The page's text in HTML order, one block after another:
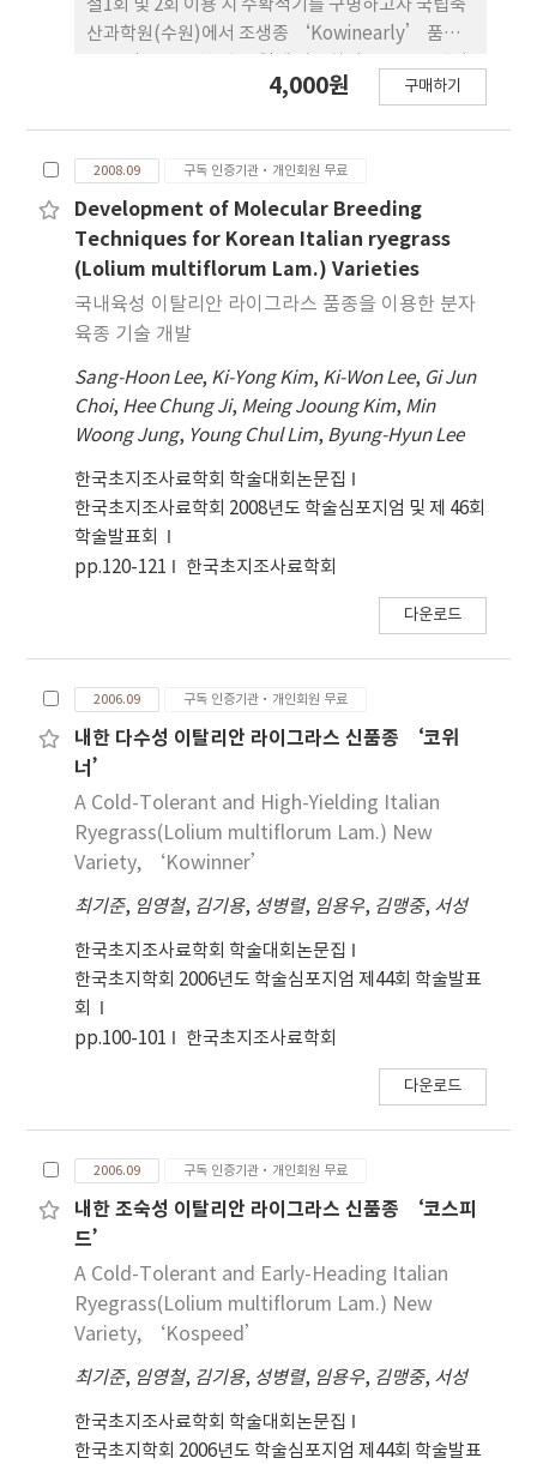
청안옥의 TDN 함량은 73.3%로 가장 높았다.
가하였다 (p<0.05). 천안지역의 조단백질 함량, 건물
소화율 및 상대사료가치 (RFV)는 무시비구에서 각각
5.85%, 45.96%, 64.0 (품질 5등급), N 50 kg 시비구
으며, 안산지역도 무시비구에서 각각 6.30%,
45.98%, 70.2 (5등급), N 60kg 시비구는 각각
7.59%, 47.80%, 78.3 (4등급)으로 높아지는 경향이
었다. 이상의 결과를 종합하여 볼 때, 갈대 생육지는
염이 우려되는 지역이 아닌), ha당 N 60∼100 kg을
생육기에 시용해 주는 것이 생산량과 사료가치를 크
게 개선시켜줄 수 있어 바람직하였다.
철1회 및 2회 이용 시 수확적기를 구명하고자 국립축
산과학원(수원)에서 조생종 ‘Kowinearly’ 품종
지 수행하였다. 처리내용은 1차 수확시기로 출수시
처리였으며, 2차 수량조사는 6월 11일 동일하게 실시
하였다. ‘Kowinearly’의 출수시는 5월 4∼5일, 출
수기는 5월 14일, 도복은 개화 이후 많이 관찰되었다.
건물률은 T1 14.8%에서 T6 35.0%로 생육진행에 따
라 높아졌으며, 조단백질, RFV, 건물 소화율 등 사료
가치는 생육 지연에 따라 낮아졌다. 건물수량과 가소
kg으로, 조단백질 수량은 T3에서 795 kg으로 유의
적으로 높았으며(p<0.05), 재생초의 건물수량, 조단
백질 수량, 가소화 건물수량은 T1과 T2에서차이 없
이 각각 5,425 kg, 596 kg, 3,204 kg (T1)과 4,811
kg,589 kg, 3,143 kg (T2)으로 유의적으로 높았다
(p<0.05). 총건물수량, 조단백질 수량, 가소화 건물
수량은 T2와 T3에서차이 없이 각각 11,089 kg,
1,254 kg, 7,669 kg (T2)과 10,354kg, 1,225 kg,
6,915 kg (T3)으로 유의적으로 높았다(p<0.05).일
당 건물생산량과 일당 가소화건물생산량은 1차 생육
전 기간일당생산량에서는 출수기인 T2에서 가장 높
았고 다음이T3, T4, T1 순이었다. 이상의 결과를 종
합하여 볼 때, IRG‘Kowinearly’를 봄철에 1회 수
확하여 이용할 경우 단위면적당 생산량과 사료가치를
고려한 수확적기는 출수후기∼개화기이며, 봄철 2회
수확하여 이용할 경우 재생과 단위면적당 총 생산량
을 고려한 1차 수확적기는 출수기가 유리하다고 판단
된다.
4,000원 구매하기
2008.09 구독 인증기관·개인회원 무료
Development of Molecular Breeding
Techniques for Korean Italian ryegrass
(Lolium multiflorum Lam.) Varieties
국내육성 이탈리안 라이그라스 품종을 이용한 분자
육종 기술 개발
Sang-Hoon Lee, Ki-Yong Kim, Ki-Won Lee, Gi Jun
Choi, Hee Chung Ji, Meing Jooung Kim, Min
Woong Jung, Young Chul Lim, Byung-Hyun Lee
한국초지조사료학회 학술대회논문집
한국초지조사료학회 2008년도 학술심포지엄 및 제 46회
학술발표회
pp.120-121
한국초지조사료학회
다운로드
2006.09 구독 인증기관·개인회원 무료
내한 다수성 이탈리안 라이그라스 신품종 ‘코위
너’
A Cold-Tolerant and High-Yielding Italian
Ryegrass(Lolium multiflorum Lam.) New
Variety, ‘Kowinner’
최기준, 임영철, 김기용, 성병렬, 임용우, 김맹중, 서성
한국초지조사료학회 학술대회논문집
한국초지학회 2006년도 학술심포지엄 제44회 학술발표
회
pp.100-101
한국초지조사료학회
다운로드
2006.09 구독 인증기관·개인회원 무료
내한 조숙성 이탈리안 라이그라스 신품종 ‘코스피
드’
A Cold-Tolerant and Early-Heading Italian
Ryegrass(Lolium multiflorum Lam.) New
Variety, ‘Kospeed’
최기준, 임영철, 김기용, 성병렬, 임용우, 김맹중, 서성
한국초지조사료학회 학술대회논문집
한국초지학회 2006년도 학술심포지엄 제44회 학술발표